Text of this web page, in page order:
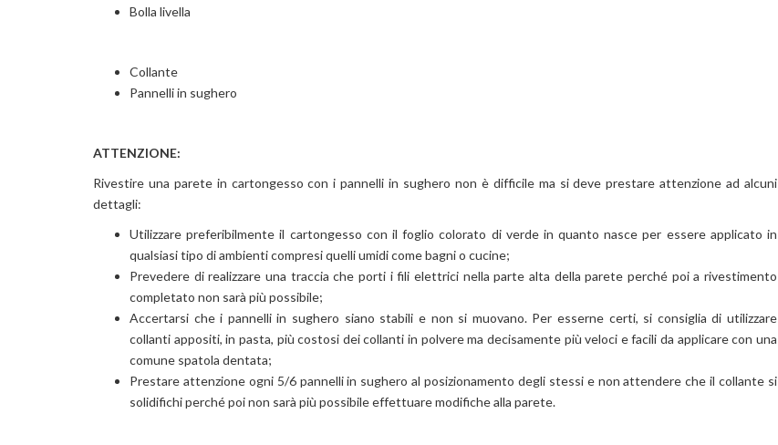
Bolla livella
Collante
Pannelli in sughero
ATTENZIONE:
Rivestire una parete in cartongesso con i pannelli in sughero non è difficile ma si deve prestare attenzione ad alcuni
dettagli:
Utilizzare preferibilmente il cartongesso con il foglio colorato di verde in quanto nasce per essere applicato in
qualsiasi tipo di ambienti compresi quelli umidi come bagni o cucine;
Prevedere di realizzare una traccia che porti i fili elettrici nella parte alta della parete perché poi a rivestimento
completato non sarà più possibile;
Accertarsi che i pannelli in sughero siano stabili e non si muovano. Per esserne certi, si consiglia di utilizzare
collanti appositi, in pasta, più costosi dei collanti in polvere ma decisamente più veloci e facili da applicare con una
comune spatola dentata;
Prestare attenzione ogni 5/6 pannelli in sughero al posizionamento degli stessi e non attendere che il collante si
solidifichi perché poi non sarà più possibile effettuare modifiche alla parete.